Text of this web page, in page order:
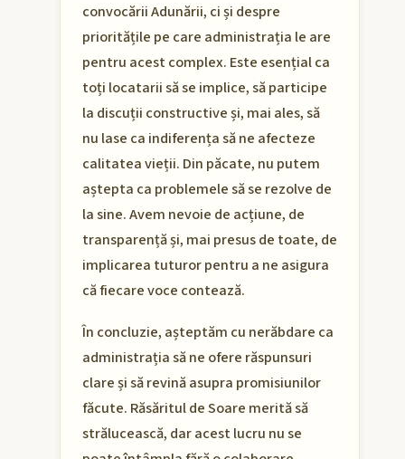
convocării Adunării, ci și despre
prioritățile pe care administrația le are
pentru acest complex. Este esențial ca
toți locatarii să se implice, să participe
la discuții constructive și, mai ales, să
nu lase ca indiferența să ne afecteze
calitatea vieții. Din păcate, nu putem
aștepta ca problemele să se rezolve de
la sine. Avem nevoie de acțiune, de
transparență și, mai presus de toate, de
implicarea tuturor pentru a ne asigura
că fiecare voce contează.
În concluzie, așteptăm cu nerăbdare ca
administrația să ne ofere răspunsuri
clare și să revină asupra promisiunilor
făcute. Răsăritul de Soare merită să
strălucească, dar acest lucru nu se